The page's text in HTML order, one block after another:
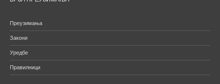
Преузимања
Закони
Уредбе
Правилници